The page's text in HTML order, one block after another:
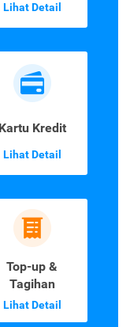
Lihat Detail
Kartu Kredit
Lihat Detail
Top-up &
Tagihan
Lihat Detail